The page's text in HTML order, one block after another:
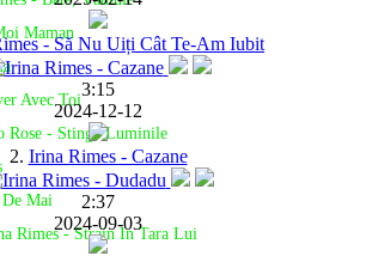
Maman
Avec Toi
Rose - Stinge Luminile
Mai
Rimes - Strain In Tara Lui
- Să Nu Uiți Cât Te-Am Iubit
3:15
2024-12-12
2. Irina Rimes - Cazane
2:37
2024-09-03